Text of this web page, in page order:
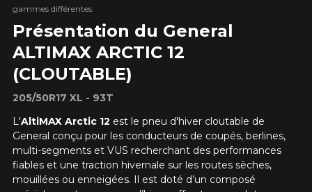
Présentation du General
ALTIMAX ARCTIC 12
(CLOUTABLE)
205/50R17 XL - 93T
L'AltiMAX Arctic 12 est le pneu d'hiver cloutable de
General conçu pour les conducteurs de coupés, berlines,
multi-segments et VUS recherchant des performances
fiables et une traction hivernale sur les routes sèches,
mouillées ou enneigées. Il est doté d’un composé
gammes différentes.